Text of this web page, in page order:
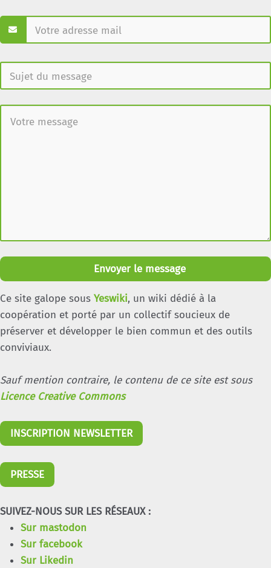
Envoyer le message
Ce site galope sous Yeswiki, un wiki dédié à la
coopération et porté par un collectif soucieux de
préserver et développer le bien commun et des outils
conviviaux.
Sauf mention contraire, le contenu de ce site est sous
Licence Creative Commons
INSCRIPTION NEWSLETTER
PRESSE
SUIVEZ-NOUS SUR LES RÉSEAUX :
Sur mastodon
Sur facebook
Sur Likedin